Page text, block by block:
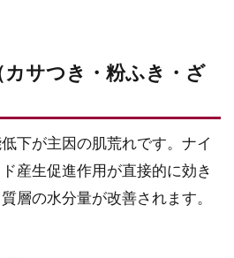
カサつき・粉ふき・ざ
下が主因の肌荒れです。ナイ
産生促進作用が直接的に効き
層の水分量が改善されます。